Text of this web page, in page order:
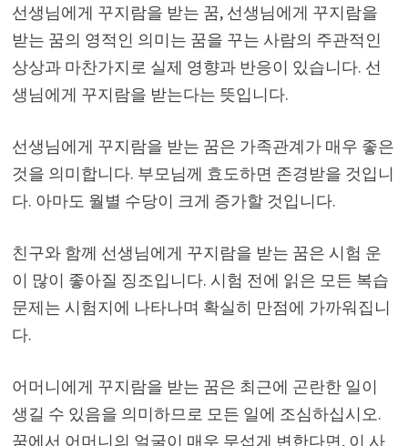
선생님에게 꾸지람을 받는 꿈, 선생님에게 꾸지람을
받는 꿈의 영적인 의미는 꿈을 꾸는 사람의 주관적인
상상과 마찬가지로 실제 영향과 반응이 있습니다. 선
생님에게 꾸지람을 받는다는 뜻입니다.
선생님에게 꾸지람을 받는 꿈은 가족관계가 매우 좋은
것을 의미합니다. 부모님께 효도하면 존경받을 것입니
다. 아마도 월별 수당이 크게 증가할 것입니다.
친구와 함께 선생님에게 꾸지람을 받는 꿈은 시험 운
이 많이 좋아질 징조입니다. 시험 전에 읽은 모든 복습
문제는 시험지에 나타나며 확실히 만점에 가까워집니
다.
어머니에게 꾸지람을 받는 꿈은 최근에 곤란한 일이
생길 수 있음을 의미하므로 모든 일에 조심하십시오.
꿈에서 어머니의 얼굴이 매우 무섭게 변한다면, 이 사